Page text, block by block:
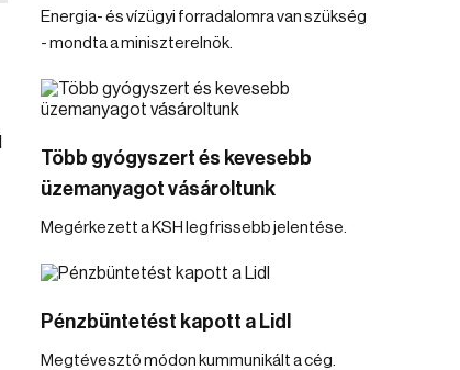
Energia- és vízügyi forradalomra van szükség
- mondta a miniszterelnök.
Több gyógyszert és kevesebb
üzemanyagot vásároltunk
Megérkezett a KSH legfrissebb jelentése.
Pénzbüntetést kapott a Lidl
Megtévesztő módon kummunikált a cég.